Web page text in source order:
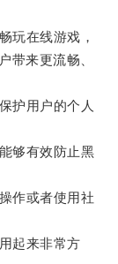
在线游戏，
带来更流畅、
护用户的个人
够有效防止黑
作或者使用社
起来非常方